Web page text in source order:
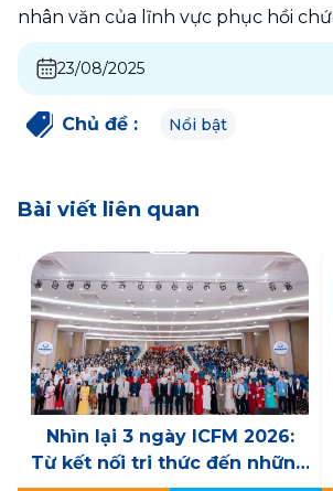
nhân văn của lĩnh vực phục hồi
23/08/2025
Chủ đề : Nổi bật
Bài viết liên quan
Nhìn lại 3 ngày ICFM 2026:
Từ kết nối tri thức đến những